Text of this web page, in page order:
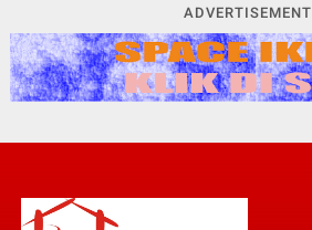
ADVERTISEMENT